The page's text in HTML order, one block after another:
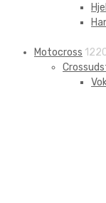
Motocross